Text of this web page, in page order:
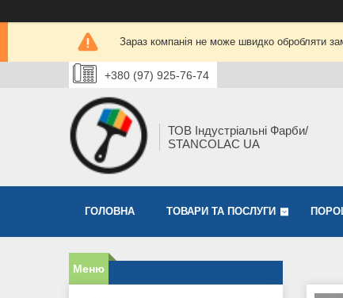
Зараз компанія не може швидко обробляти
+380 (97) 925-76-74
ТОВ Індустріальні Фарби/
STANCOLAC UA
ГОЛОВНА ТОВАРИ ТА ПОСЛУГИ